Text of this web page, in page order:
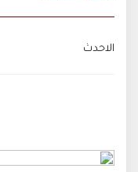
الاحدث